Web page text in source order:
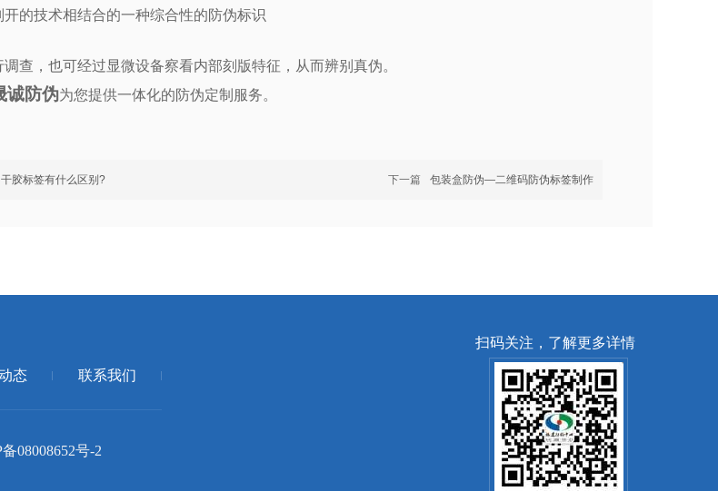
的技术相结合的一种综合性的防伪标识
查，也可经过显微设备察看内部刻版特征，从而辨别真伪。
诚防伪为您提供一体化的防伪定制服务。
胶标签有什么区别? 下一篇 包装盒防伪—二维码防伪标签制作
态 联系我们
08008652号-2
扫码关注，了解更多详情